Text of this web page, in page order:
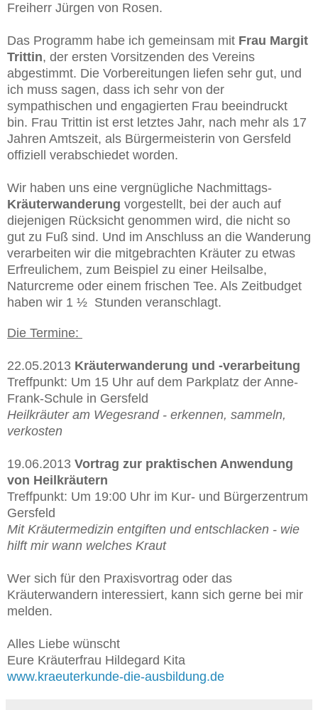
Freiherr Jürgen von Rosen.
Das Programm habe ich gemeinsam mit Frau Margit
Trittin, der ersten Vorsitzenden des Vereins
abgestimmt. Die Vorbereitungen liefen sehr gut, und
ich muss sagen, dass ich sehr von der
sympathischen und engagierten Frau beeindruckt
bin. Frau Trittin ist erst letztes Jahr, nach mehr als 17
Jahren Amtszeit, als Bürgermeisterin von Gersfeld
offiziell verabschiedet worden.
Wir haben uns eine vergnügliche Nachmittags-
Kräuterwanderung vorgestellt, bei der auch auf
diejenigen Rücksicht genommen wird, die nicht so
gut zu Fuß sind. Und im Anschluss an die Wanderung
verarbeiten wir die mitgebrachten Kräuter zu etwas
Erfreulichem, zum Beispiel zu einer Heilsalbe,
Naturcreme oder einem frischen Tee. Als Zeitbudget
haben wir 1 ½ Stunden veranschlagt.
Die Termine:
22.05.2013 Kräuterwanderung und -verarbeitung
Treffpunkt: Um 15 Uhr auf dem Parkplatz der Anne-
Frank-Schule in Gersfeld
Heilkräuter am Wegesrand - erkennen, sammeln,
verkosten
19.06.2013 Vortrag zur praktischen Anwendung
von Heilkräutern
Treffpunkt: Um 19:00 Uhr im Kur- und Bürgerzentrum
Gersfeld
Mit Kräutermedizin entgiften und entschlacken - wie
hilft mir wann welches Kraut
Wer sich für den Praxisvortrag oder das
Kräuterwandern interessiert, kann sich gerne bei mir
melden.
Alles Liebe wünscht
Eure Kräuterfrau Hildegard Kita
www.kraeuterkunde-die-ausbildung.de